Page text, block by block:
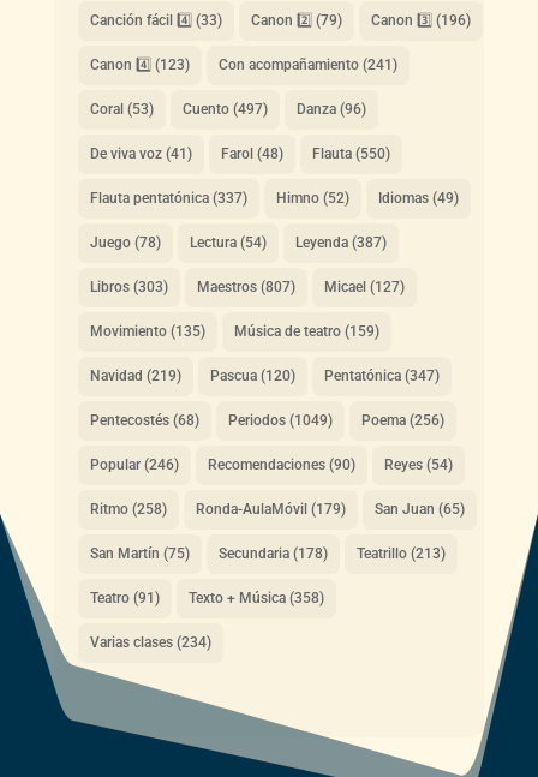
Canción fácil 4️⃣ (33) Canon 2️⃣ (79) Canon 3️⃣ (196)
Canon 4️⃣ (123) Con acompañamiento(241)
Coral (53) Cuento(497) Danza(96)
De viva voz(41) Farol (48) Flauta(550)
Flauta pentatónica(337) Himno(52) Idiomas(49)
Juego(78) Lectura(54) Leyenda(387)
Libros(303) Maestros(807) Micael (127)
Movimiento(135) Música de teatro(159)
Navidad (219) Pascua(120) Pentatónica(347)
Pentecostés(68) Periodos(1049) Poema(256)
Popular(246) Recomendaciones(90) Reyes(54)
Ritmo(258) Ronda-AulaMóvil (179) San Juan (65)
San Martín (75) Secundaria(178) Teatrillo(213)
Teatro(91) Texto + Música(358)
Varias clases(234)